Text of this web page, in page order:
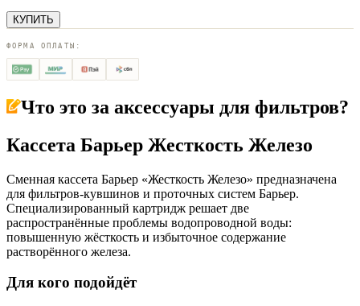
КУПИТЬ
ФОРМА ОПЛАТЫ:
Что это за аксессуары для фильтров?
Кассета Барьер Жесткость Железо
Сменная кассета Барьер «Жесткость Железо» предназначена
для фильтров-кувшинов и проточных систем Барьер.
Специализированный картридж решает две
распространённые проблемы водопроводной воды:
повышенную жёсткость и избыточное содержание
растворённого железа.
Для кого подойдёт